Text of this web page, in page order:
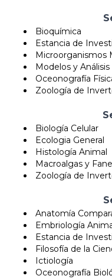
Bioquímica
Estancia de
Microorganismos
Modelos y
Oceonografía
Zoología de
Biología Celular
Ecologia General
Histología Animal
Macroalgas y
Zoología de
Anatomía
Embriología
Estancia de
Filosofía de la
Ictiología
Oceonografía